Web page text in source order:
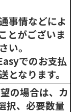
事情などによ
とがございま
い。
でのお支払
となります。
の場合は、カ
択、必要数量